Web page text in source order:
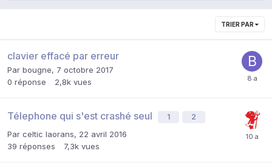
TRIER PAR
clavier effacé par erreur
Par bougne, 7 octobre 2017
0 réponse 2,8k vues
Télephone qui s'est crashé seul 1 2
Par celtic laorans, 22 avril 2016
39 réponses 7,3k vues